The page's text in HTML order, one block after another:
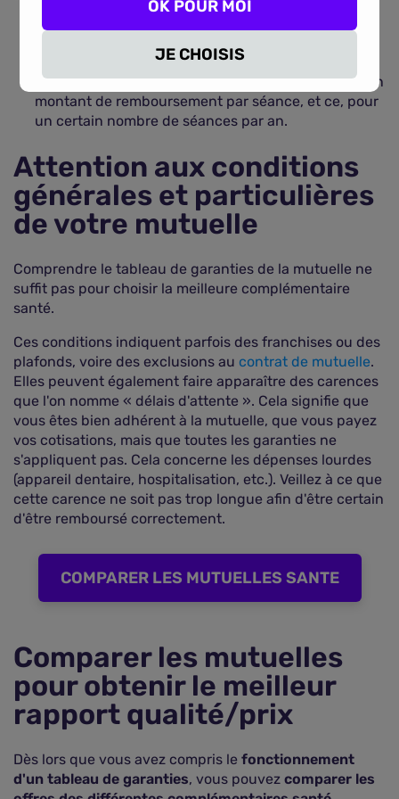
Forfait annuel: tant que celui-ci n'est pas atteint,
vous n'avez aucun reste à charge ;
Forfait par séance: cette fois, le tableau indique un
montant de remboursement par séance, et ce, pour
un certain nombre de séances par an.
Attention aux conditions
générales et particulières
de votre mutuelle
Comprendre le tableau de garanties de la mutuelle ne
suffit pas pour choisir la meilleure complémentaire
santé.
Ces conditions indiquent parfois des franchises ou des
plafonds, voire des exclusions au contrat de mutuelle.
Elles peuvent également faire apparaître des carences
que l'on nomme « délais d'attente ». Cela signifie que
vous êtes bien adhérent à la mutuelle, que vous payez
vos cotisations, mais que toutes les garanties ne
s'appliquent pas. Cela concerne les dépenses lourdes
(appareil dentaire, hospitalisation, etc.). Veillez à ce que
cette carence ne soit pas trop longue afin d'être certain
d'être remboursé correctement.
COMPARER LES MUTUELLES SANTE
Comparer les mutuelles
pour obtenir le meilleur
rapport qualité/prix
Dès lors que vous avez compris le fonctionnement
d'un tableau de garanties, vous pouvez comparer les
JE CHOISIS
OK POUR MOI